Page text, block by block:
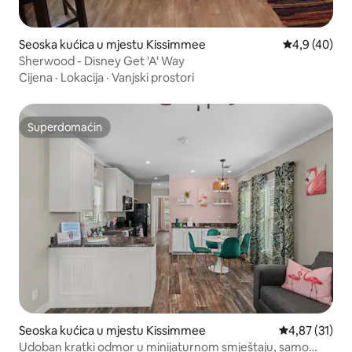
Seoska kućica u mjestu Kissimmee Prosječna
4,9 (40)
Sherwood - Disney Get 'A' Way
Cijena · Lokacija · Vanjski prostori
Superdomaćin
Superdomaćin
Seoska kućica u mjestu Kissimmee Prosječna
4,87 (31)
Udoban kratki odmor u minijaturnom smještaju, samo